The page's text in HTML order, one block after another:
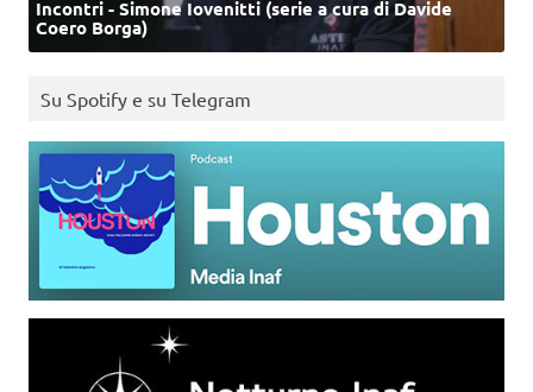
Incontri - Simone Iovenitti (serie a cura di Davide
Coero Borga)
Su Spotify e su Telegram